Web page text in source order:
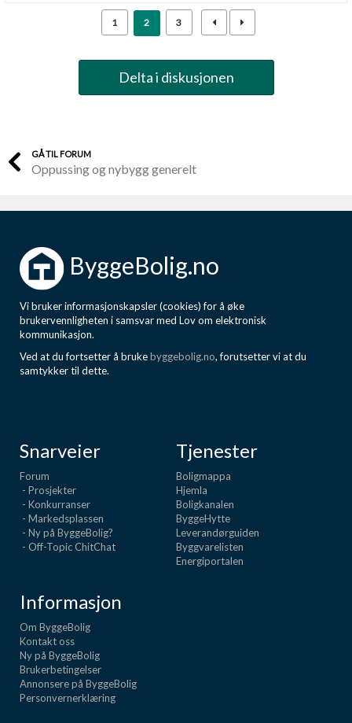
1 2 3
Delta i diskusjonen
GÅ TIL FORUM
Oppussing og nybygg generelt
ByggeBolig.no
Vi bruker informasjonskapsler (cookies) for å øke
brukervennligheten i samsvar med Lov om elektronisk
kommunikasjon.
Ved at du fortsetter å brukebyggebolig.no, forutsetter vi at du
samtykker til dette.
Snarveier
Forum
- Prosjekter
- Konkurranser
- Markedsplassen
- Ny på ByggeBolig?
- Off-Topic ChitChat
Tjenester
Boligmappa
Hjemla
Boligkanalen
ByggeHytte
Leverandørguiden
Byggvarelisten
Energiportalen
Informasjon
Om ByggeBolig
Kontakt oss
Ny på ByggeBolig
Brukerbetingelser
Annonsere på ByggeBolig
Personvernerklæring